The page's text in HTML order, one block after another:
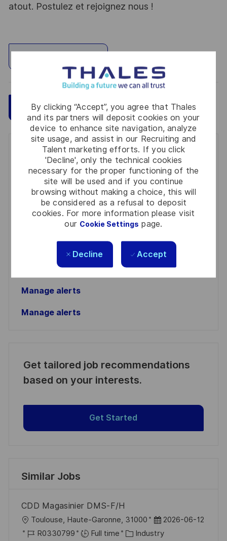
By clicking “Accept”, you agree that Thales
and its partners will deposit cookies on your
device to enhance site navigation, analyze
site usage, and assist in our Recruiting and
Talent marketing efforts. If you click
'Decline', only the technical cookies
necessary for the proper functioning of the
site will be used and if you continue
browsing without making a choice, this will
be considered as a refusal to deposit
cookies. For more information please visit
our Cookie Settings page.
Decline Accept
atout. Postulez et rejoignez nous !
Apply Now Save
Get notified for similar jobs
You'll receive updates once a week
Enter
Review and agree to the terms of processing
Activate
Manage alerts
Manage alerts
Get tailored job recommendations
based on your interests.
Get Started
Similar Jobs
CDD Magasinier DMS-F/H
L
o
Toulouse, Haute-Garonne, 31000
P
o
2026-06-12
J
R0330799 Full time
C Industry